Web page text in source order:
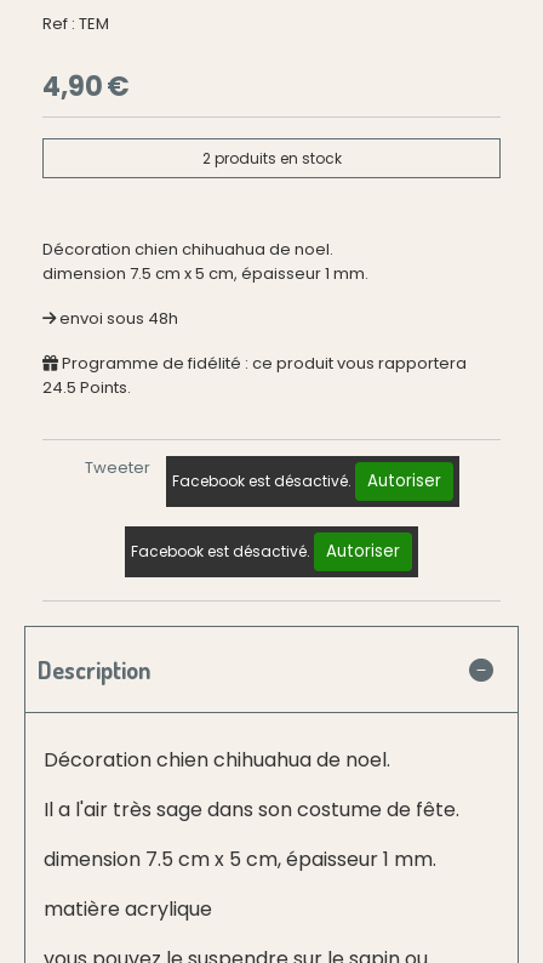
Ref : TEM
4,90€
2produits en stock
Décoration chien chihuahua de noel.
dimension 7.5 cm x 5 cm, épaisseur 1 mm.
envoi sous 48h
Programme de fidélité : ce produit vous rapportera
24.5 Points.
Tweeter
Facebook est désactivé. Autoriser
Facebook est désactivé. Autoriser
Description
Décoration chien chihuahua de noel.
Il a l'air très sage dans son costume de fête.
dimension 7.5 cm x 5 cm, épaisseur 1 mm.
matière acrylique